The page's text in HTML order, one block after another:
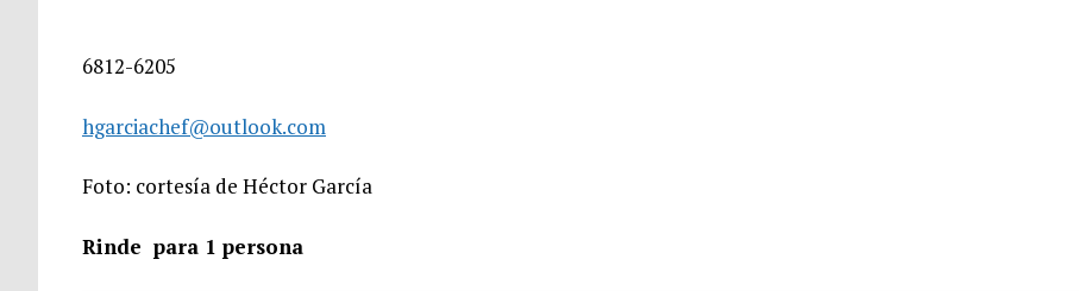
6812-6205
hgarciachef@outlook.com
Foto: cortesía de Héctor García
Rinde para 1 persona